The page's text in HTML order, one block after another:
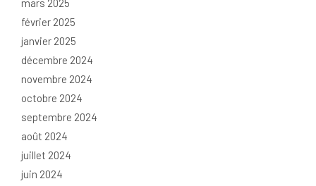
mars 2025
février 2025
janvier 2025
décembre 2024
novembre 2024
octobre 2024
septembre 2024
août 2024
juillet 2024
juin 2024